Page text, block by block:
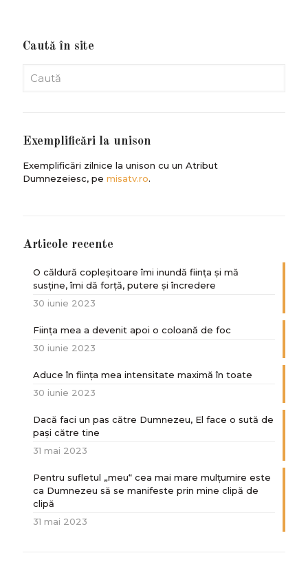
Caută în site
Exemplificări la unison
Exemplificări zilnice la unison cu un Atribut
Dumnezeiesc, pe misatv.ro.
Articole recente
O căldură copleșitoare îmi inundă ființa și mă
susține, îmi dă forță, putere și încredere
30 iunie 2023
Ființa mea a devenit apoi o coloană de foc
30 iunie 2023
Aduce în ființa mea intensitate maximă în toate
30 iunie 2023
Dacă faci un pas către Dumnezeu, El face o sută de
paşi către tine
31 mai 2023
Pentru sufletul „meu“ cea mai mare mulțumire este
ca Dumnezeu să se manifeste prin mine clipă de
clipă
31 mai 2023